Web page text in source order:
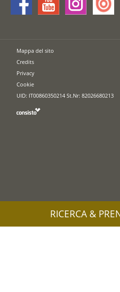
Mappa del sito
Credits
Privacy
Cookie
UID: IT00860350214 St.Nr: 82026680213
RICERCA &